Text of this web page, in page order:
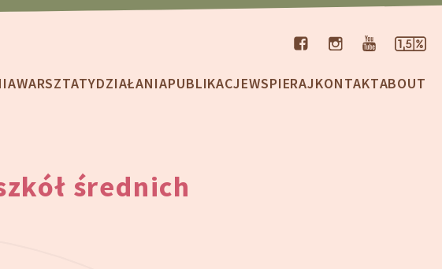
WARSZTATYDZIAŁANIAPUBLIKACJEWSPIERAJKONTAKTABOUT
średnich